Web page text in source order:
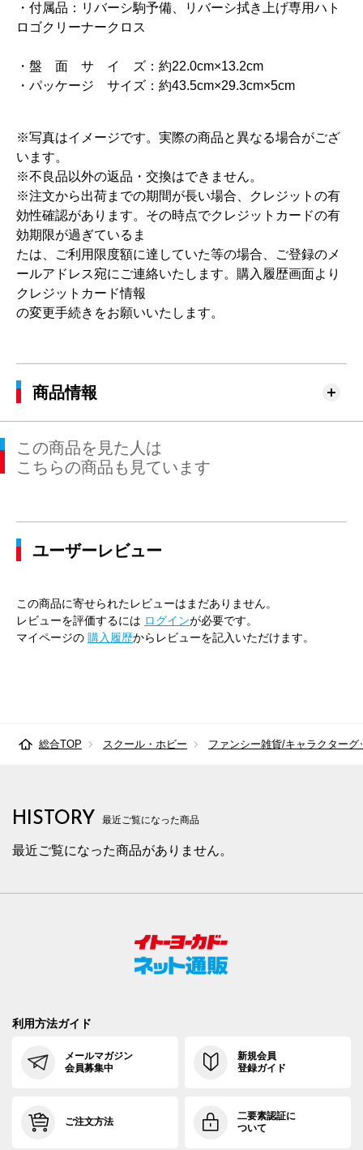
・付属品：リバーシ駒予備、リバーシ拭き上げ専用ハト
ロゴクリーナークロス
・盤 面 サ イ ズ：約22.0cm×13.2cm
・パッケージ サイズ：約43.5cm×29.3cm×5cm
※写真はイメージです。実際の商品と異なる場合がござ
います。
※不良品以外の返品・交換はできません。
※注文から出荷までの期間が長い場合、クレジットの有
効性確認があります。その時点でクレジットカードの有
効期限が過ぎているま
たは、ご利用限度額に達していた等の場合、ご登録のメ
ールアドレス宛にご連絡いたします。購入履歴画面より
クレジットカード情報
の変更手続きをお願いいたします。
商品情報
この商品を見た人は
こちらの商品も見ています
ユーザーレビュー
この商品に寄せられたレビューはまだありません。
レビューを評価するには ログインが必要です。
マイページの 購入履歴からレビューを記入いただけます。
総合TOP スクール・ホビー ファンシー雑貨/キャラクターグ
HISTORY 最近ご覧になった商品
最近ご覧になった商品がありません。
利用方法ガイド
メールマガジン
会員募集中
新規会員
登録ガイド
ご注文方法
二要素認証に
ついて